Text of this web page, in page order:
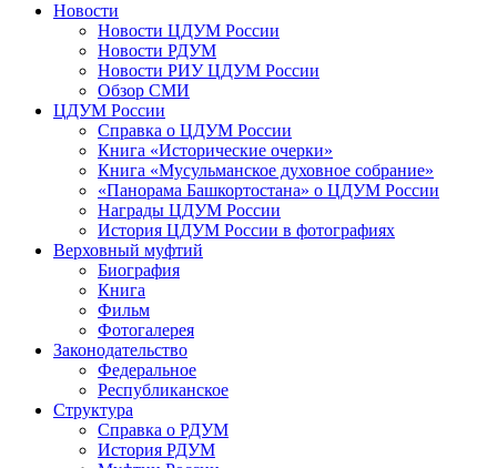
Новости
Новости ЦДУМ России
Новости РДУМ
Новости РИУ ЦДУМ России
Обзор СМИ
ЦДУМ России
Справка о ЦДУМ России
Книга «Исторические очерки»
Книга «Мусульманское духовное собрание»
«Панорама Башкортостана» о ЦДУМ России
Награды ЦДУМ России
История ЦДУМ России в фотографиях
Верховный муфтий
Биография
Книга
Фильм
Фотогалерея
Законодательство
Федеральное
Республиканское
Структура
Справка о РДУМ
История РДУМ